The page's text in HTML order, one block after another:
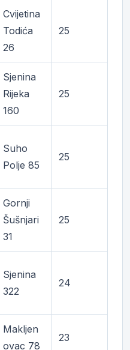
Cvijetina
Todića
26
25
Sjenina
Rijeka
160
25
Suho
Polje 85
25
Gornji
Šušnjari
31
25
Sjenina
322
24
Makljen
ovac 78
23